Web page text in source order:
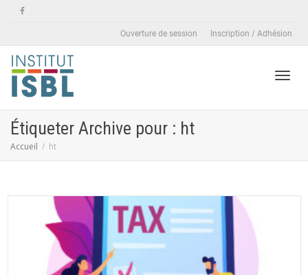
Ouverture de session Inscription / Adhésion
Étiqueter Archive pour : ht
Accueil ht